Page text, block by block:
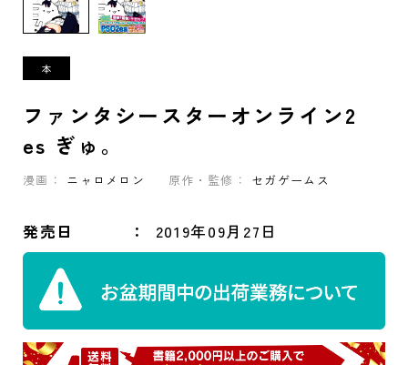
ファンタシースターオンライン2
es ぎゅ。
漫画： ニャロメロン 原作・監修： セガゲームス
発売日 2019年09月27日